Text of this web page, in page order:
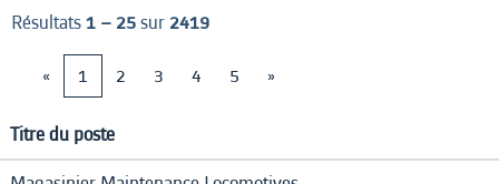
Résultats1 – 25sur 2419
«
1 2 3 4 5 »
Titre du poste